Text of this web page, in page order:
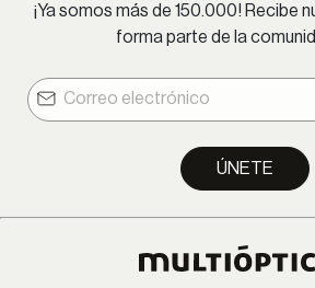
¡Ya somos más de 150.000! Recibe
forma parte de la
ÚNETE